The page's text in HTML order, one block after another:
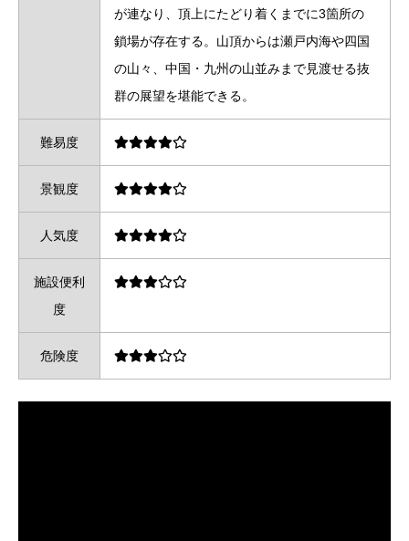
が連なり、頂上にたどり着くまでに3箇所の
鎖場が存在する。山頂からは瀬戸内海や四国
の山々、中国・九州の山並みまで見渡せる抜
群の展望を堪能できる。
難易度
景観度
人気度
施設便利
度
危険度